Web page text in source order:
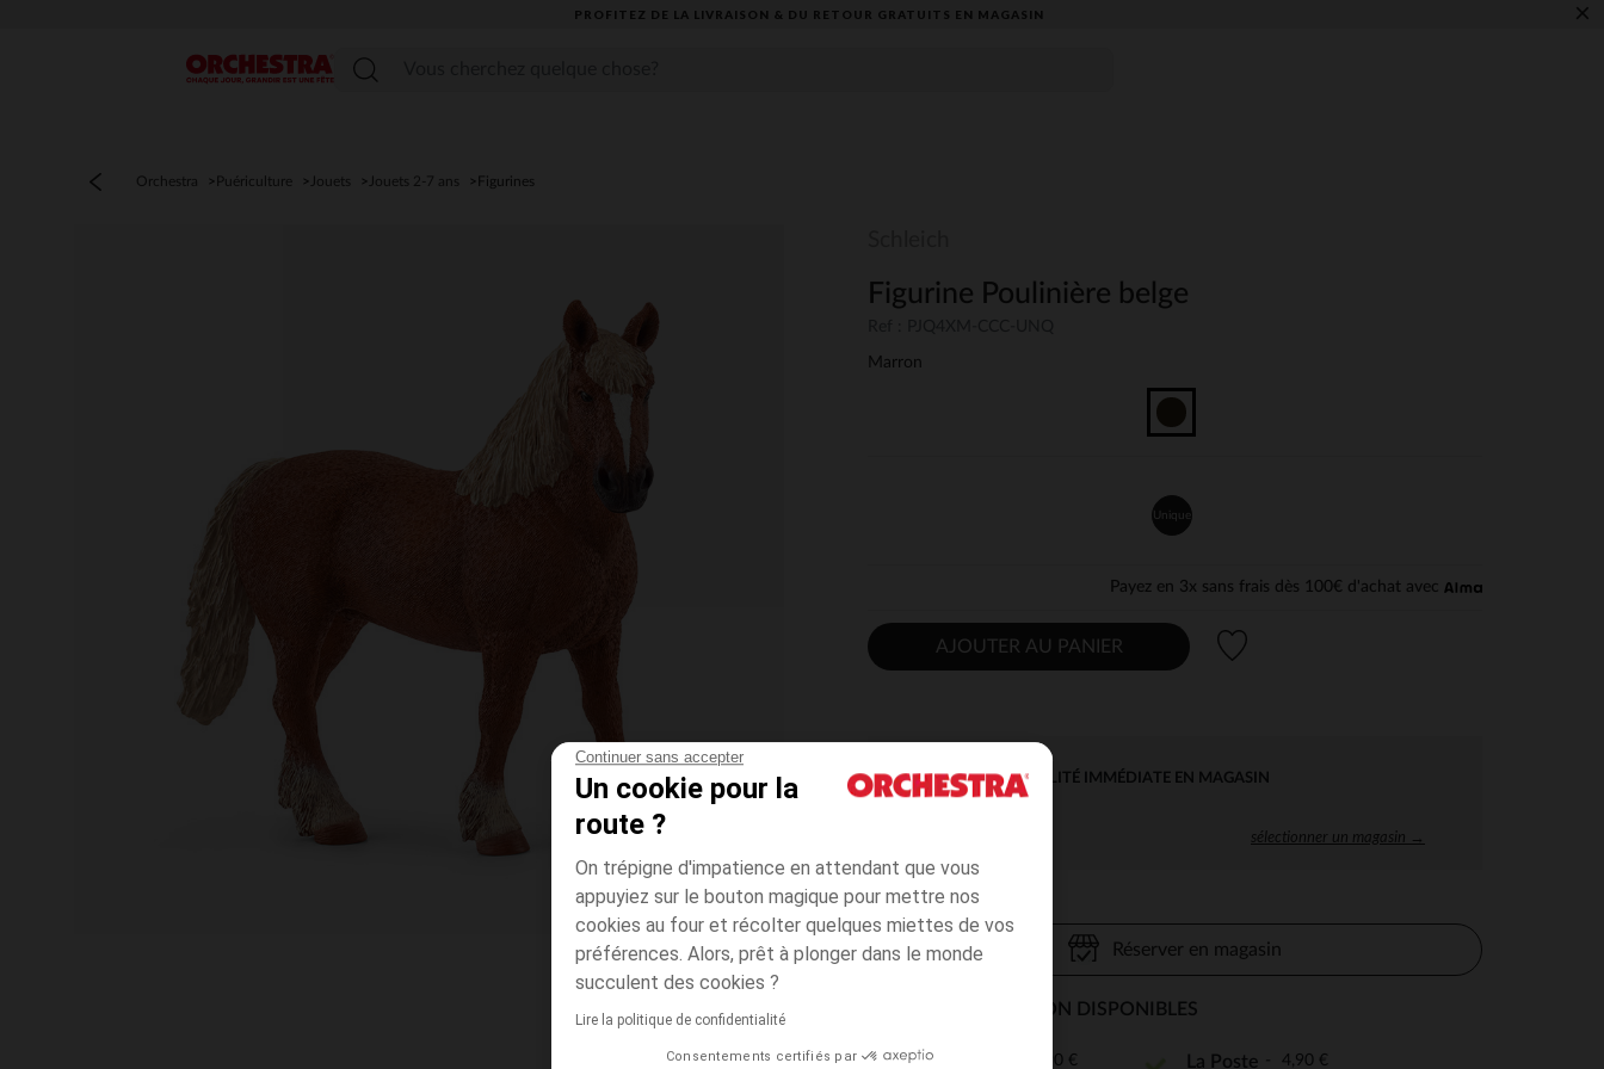
Continuer sans accepter
Un cookie pour la
route ?
On trépigne d'impatience en attendant que vous
appuyiez sur le bouton magique pour mettre nos
cookies au four et récolter quelques miettes de vos
préférences. Alors, prêt à plonger dans le monde
succulent des cookies ?
Lire la politique de confidentialité
Consentements certifiés par
PROFITEZ DE LA LIVRAISON & DU RETOUR GRATUITS EN MAGASIN​ ×
Menu
Orchestra Puériculture Jouets Jouets 2-7 ans Figurines
Figurine Poulinière belge
Marron
Unique
Payez en 3x sans frais dès 100€ d'achat avec
AJOUTER AU PANIER
DISPONIBILITÉ IMMÉDIATE EN MAGASIN
sélectionner un magasin →
Réserver en magasin
MODES DE LIVRAISON DISPONIBLES
Point Relais 4,90 € La Poste 4,90 €